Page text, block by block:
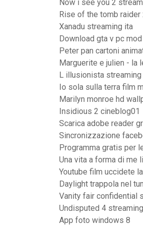
Now i see you 2
Rise of the tomb
Xanadu streaming ita
Download gta v pc mod
Peter pan cartoni
Marguerite e julien - la
L illusionista streaming
Io sola sulla terra film
Marilyn monroe hd
Insidious 2 cineblog01
Scarica adobe reader
Sincronizzazione
Programma gratis per
Una vita a forma di me
Youtube film uccidete
Daylight trappola nel
Vanity fair confidential
Undisputed 4
App foto windows 8